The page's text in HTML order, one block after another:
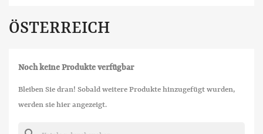
ÖSTERREICH
Noch keine Produkte verfügbar
Bleiben Sie dran! Sobald weitere Produkte hinzugefügt wurden,
werden sie hier angezeigt.